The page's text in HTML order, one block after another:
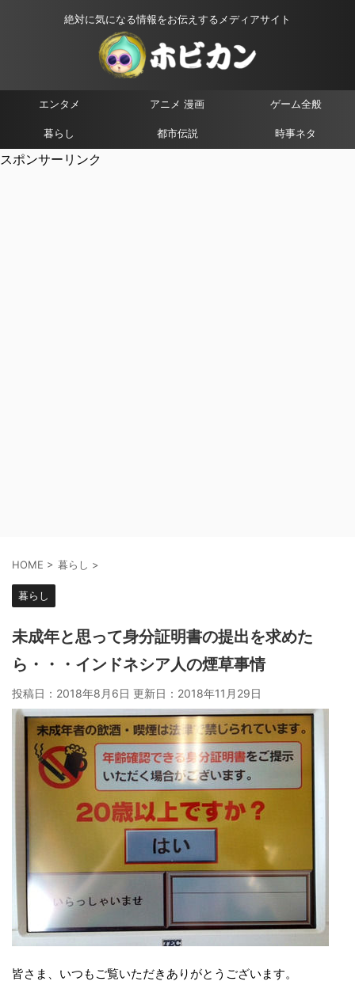
絶対に気になる情報をお伝えするメディアサイト
エンタメ アニメ 漫画 ゲーム全般
暮らし 都市伝説 時事ネタ
スポンサーリンク
HOME > 暮らし >
暮らし
未成年と思って身分証明書の提出を求めた
ら・・・インドネシア人の煙草事情
投稿日：2018年8月6日 更新日： 2018年11月29日
皆さま、いつもご覧いただきありがとうございます。